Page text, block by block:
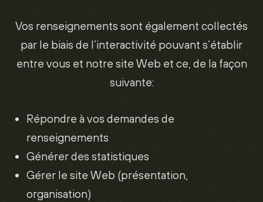
Vos renseignements sont également collectés
par le biais de l’interactivité pouvant s’établir
entre vous et notre site Web et ce, de la façon
suivante:
Répondre à vos demandes de
renseignements
Générer des statistiques
Gérer le site Web (présentation,
organisation)